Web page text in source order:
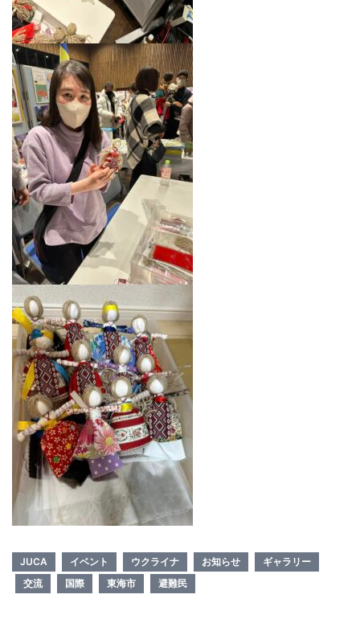
JUCA イベント ウクライナ お知らせ
ギャラリー
交流
国際 東海市 避難民